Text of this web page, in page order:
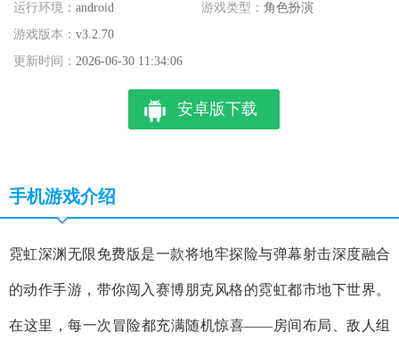
运行环境： android 游戏类型：角色扮演
游戏版本： v3.2.70
更新时间： 2026-06-30 11:34:06
安卓版下载
手机游戏介绍
霓虹深渊无限免费版是一款将地牢探险与弹幕射击深度融合
的动作手游，带你闯入赛博朋克风格的霓虹都市地下世界。
在这里，每一次冒险都充满随机惊喜——房间布局、敌人组